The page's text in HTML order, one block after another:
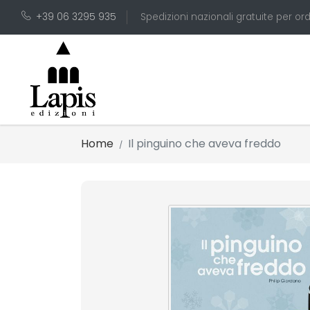
+39 06 3295 935 Spedizioni nazionali gratuite per
Home Il pinguino che aveva freddo